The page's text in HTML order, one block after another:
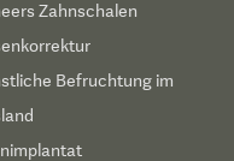
Zahnschalen
Befruchtung im